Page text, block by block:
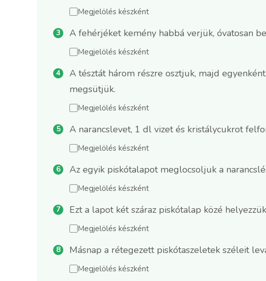
Megjelölés készként
A fehérjéket kemény habbá verjük, óvatosan
Megjelölés készként
A tésztát három részre osztjuk, majd
megsütjük.
Megjelölés készként
A narancslevet, 1 dl vizet és kristálycukrot
Megjelölés készként
Az egyik piskótalapot meglocsoljuk a
Megjelölés készként
Ezt a lapot két száraz piskótalap közé
Megjelölés készként
Másnap a rétegezett piskótaszeletek széleit
Megjelölés készként